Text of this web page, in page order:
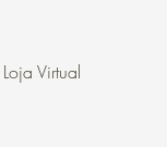
Virtual